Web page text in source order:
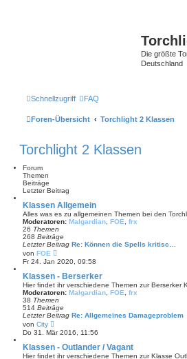
Die größte
Deutschland
Schnellzugriff FAQ
Foren-Übersicht Torchlight 2 Klassen
Torchlight 2 Klassen
Forum
Themen
Beiträge
Letzter Beitrag
Klassen Allgemein
Alles was es zu allgemeinen Themen bei den
Moderatoren: Malgardian FOE
frx
26 Themen
268 Beiträge
Letzter Beitrag Re: Können die Spells kritisc…
von FOE
e
u
s
t
e
r
B
e
t
a
g
Fr 24. Jan 2020, 09:58
Klassen - Berserker
Hier findet ihr verschiedene Themen zur Berserker
Moderatoren: Malgardian FOE
frx
38 Themen
514 Beiträge
Letzter Beitrag Re: Allgemeines Damageproblem
von City
e
u
e
s
Do 31. Mär 2016, 11:56
Klassen - Outlander / Vagant
Hier findet ihr verschiedene Themen zur Klasse